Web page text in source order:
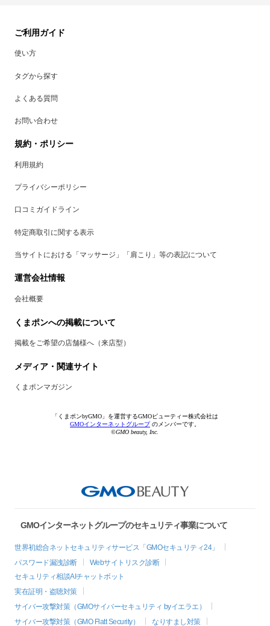
ご利用ガイド
使い方
タグから探す
よくある質問
お問い合わせ
規約・ポリシー
利用規約
プライバシーポリシー
口コミガイドライン
特定商取引に関する表示
当サイトにおける「マッサージ」「肩こり」等の表記について
運営会社情報
会社概要
くまポンへの掲載について
掲載をご希望の店舗様へ（来店型）
メディア・関連サイト
くまポンマガジン
「くまポンbyGMO」を運営するGMOビューティー株式会社は
GMOインターネットグループのメンバーです。
©GMO beauty, Inc.
GMOインターネットグループのセキュリティ事業について
世界初総合ネットセキュリティサービス「GMOセキュリティ24」
パスワード漏洩診断
Webサイトリスク診断
セキュリティ相談AIチャットボット
実在証明・盗聴対策
サイバー攻撃対策（GMOサイバーセキュリティ byイエラエ）
サイバー攻撃対策（GMO Flatt Security）
なりすまし対策